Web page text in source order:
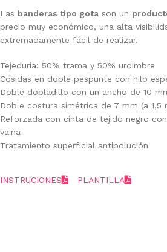
Las banderas tipo gota son un
precio muy económico, una alta
extremadamente fácil de realizar.
Tejeduría: 50% trama y 50% urdimbre
Cosidas en doble pespunte con hilo
Doble dobladillo con un ancho de 10
Doble costura simétrica de 7 mm (a 1,5
Reforzada con cinta de tejido negro
vaina
Tratamiento superficial antipolución
INSTRUCIONES PLANTILLA